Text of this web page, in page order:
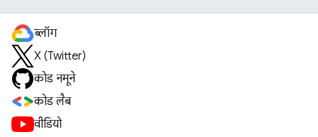
ब्लॉग
X (Twitter)
कोड नमूने
कोड लैब
वीडियो